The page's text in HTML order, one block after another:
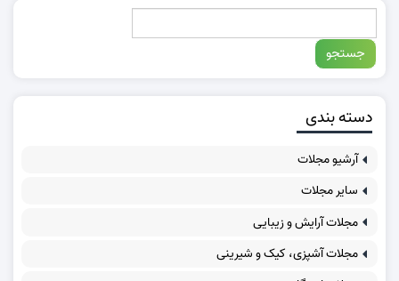
دسته بندی
آرشیو مجلات
سایر مجلات
مجلات آرایش و زیبایی
مجلات آشپزی، کیک و شیرینی